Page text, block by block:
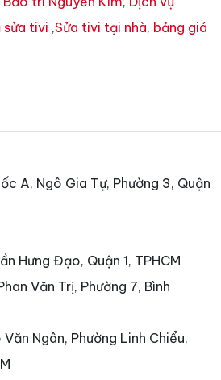
sửa tivi ,Sửa tivi tại nhà, bảng giá
A, Ngô Gia Tự, Phường 3, Quận
Hưng Đạo, Quận 1, TPHCM
Văn Trị, Phường 7, Bình
Ngân, Phường Linh Chiểu,